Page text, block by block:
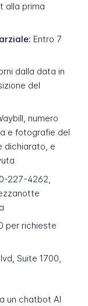
alla prima
Entro 7
dalla data in
del
numero
e fotografie del
dichiarato, e
227-4262,
per richieste
Suite 1700,
un chatbot AI